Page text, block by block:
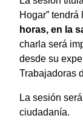
Hogar” tendrá
horas, en la
charla será
desde su
Trabajadoras
La sesión
ciudadanía.